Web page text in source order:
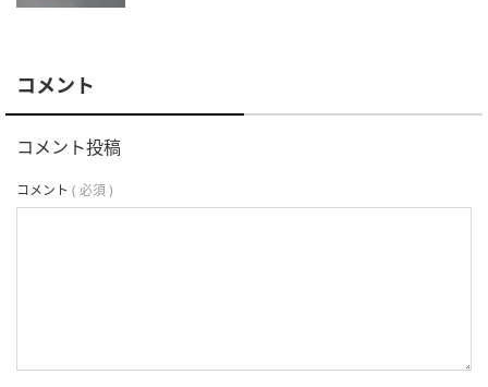
コメント
コメント投稿
コメント ( 必須 )